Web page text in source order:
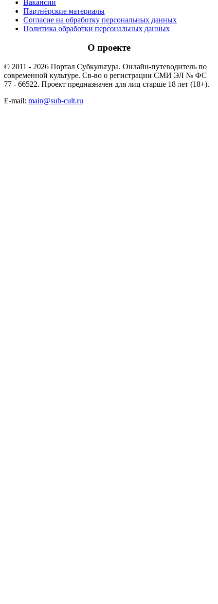
Вакансии
Партнёрские материалы
Согласие на обработку персональных данных
Политика обработки персональных данных
О проекте
© 2011 - 2026 Портал Субкультура. Онлайн-путеводитель по
современной культуре. Св-во о регистрации СМИ ЭЛ № ФС
77 - 66522. Проект предназначен для лиц старше 18 лет (18+).
E-mail: main@sub-cult.ru